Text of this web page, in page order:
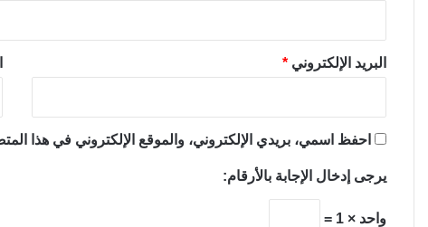
البريد الإلكتروني *
احفظ اسمي، بريدي الإلكتروني، والموقع الإلكتروني في هذا
يرجى إدخال الإجابة بالأرقام:
واحد × 1 =